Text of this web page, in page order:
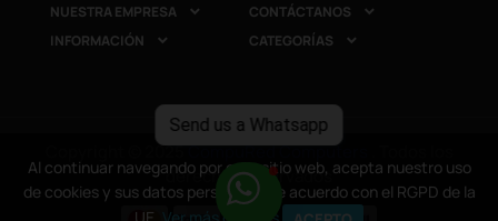
Send us a Whatsapp
NUESTRA EMPRESA  CONTÁCTANOS 
INFORMACIÓN  CATEGORÍAS 
Al continuar navegando por este sitio web, acepta nuestro uso
de cookies y sus datos personales de acuerdo con el RGPD de la
Copyright © 2025CompuRed Computers
derechos reservados